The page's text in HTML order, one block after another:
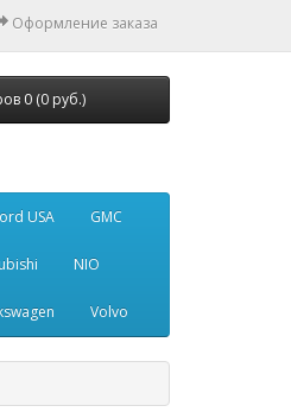
Оформление заказа
0 (0 руб.)
USA GMC
NIO
Volvo